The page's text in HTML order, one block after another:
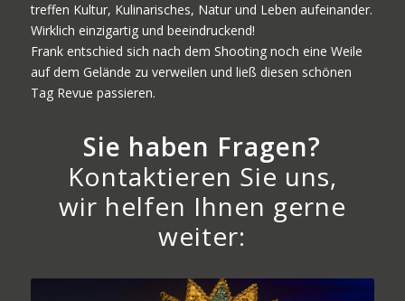
treffen Kultur, Kulinarisches, Natur und Leben aufeinander.
Wirklich einzigartig und beeindruckend!
Frank entschied sich nach dem Shooting noch eine Weile
auf dem Gelände zu verweilen und ließ diesen schönen
Tag Revue passieren.
Sie haben Fragen?
Kontaktieren Sie uns,
wir helfen Ihnen gerne
weiter: